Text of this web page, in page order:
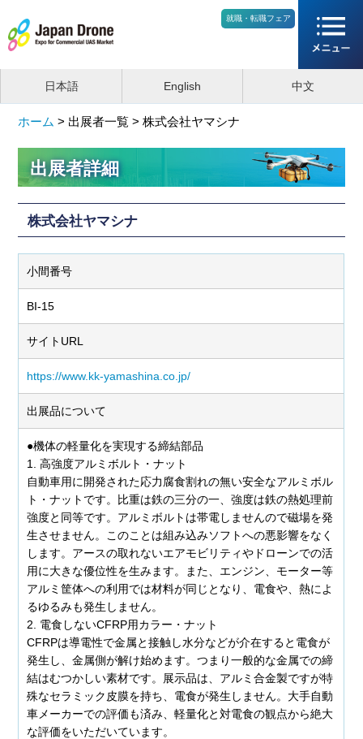
就職・転職フェア
日本語 English 中文
ホーム > 出展者一覧 > 株式会社ヤマシナ
出展者詳細
株式会社ヤマシナ
小間番号
BI-15
サイトURL
https://www.kk-yamashina.co.jp/
出展品について
●機体の軽量化を実現する締結部品
1. 高強度アルミボルト・ナット
自動車用に開発された応力腐食割れの無い安全なアルミボル
ト・ナットです。比重は鉄の三分の一、強度は鉄の熱処理前
強度と同等です。アルミボルトは帯電しませんので磁場を発
生させません。このことは組み込みソフトへの悪影響をなく
します。アースの取れないエアモビリティやドローンでの活
用に大きな優位性を生みます。また、エンジン、モーター等
アルミ筐体への利用では材料が同じとなり、電食や、熱によ
るゆるみも発生しません。
2. 電食しないCFRP用カラー・ナット
CFRPは導電性で金属と接触し水分などが介在すると電食が
発生し、金属側が解け始めます。つまり一般的な金属での締
結はむつかしい素材です。展示品は、アルミ合金製ですが特
殊なセラミック皮膜を持ち、電食が発生しません。大手自動
車メーカーでの評価も済み、軽量化と対電食の観点から絶大
な評価をいただいています。